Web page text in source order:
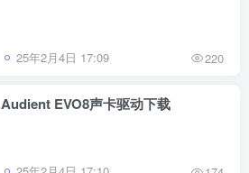
25年2月4日 17:09 220
Audient EVO8声卡驱动下载